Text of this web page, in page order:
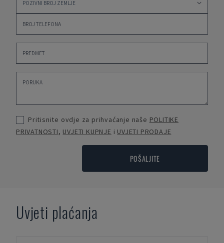
Pritisnite ovdje za prihvaćanje naše POLITIKE
PRIVATNOSTI, UVJETI KUPNJE i UVJETI PRODAJE
POŠALJITE
Uvjeti plaćanja